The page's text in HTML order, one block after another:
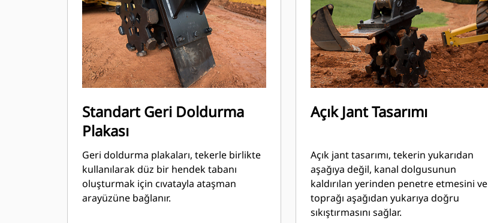
Standart Geri Doldurma
Plakası
Geri doldurma plakaları, tekerle birlikte
kullanılarak düz bir hendek tabanı
oluşturmak için cıvatayla ataşman
arayüzüne bağlanır.
Açık Jant Tasarımı
Açık jant tasarımı, tekerin yukarıdan
aşağıya değil, kanal dolgusunun
kaldırılan yerinden penetre etmesini ve
toprağı aşağıdan yukarıya doğru
sıkıştırmasını sağlar.